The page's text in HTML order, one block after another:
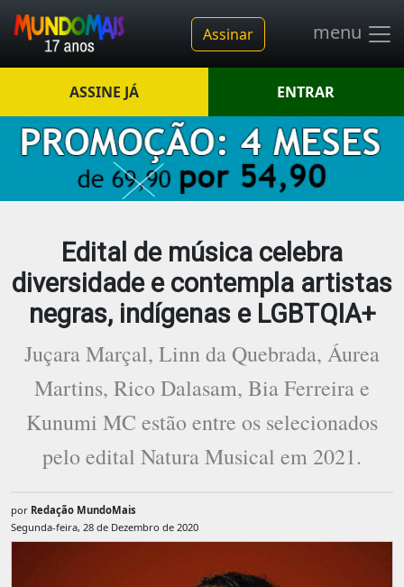
Assinar menu
ASSINE JÁ ENTRAR
Edital de música celebra
diversidade e contempla artistas
negras, indígenas e LGBTQIA+
Juçara Marçal, Linn da Quebrada, Áurea
Martins, Rico Dalasam, Bia Ferreira e
Kunumi MC estão entre os selecionados
pelo edital Natura Musical em 2021.
por Redação MundoMais
Segunda-feira, 28 de Dezembro de 2020